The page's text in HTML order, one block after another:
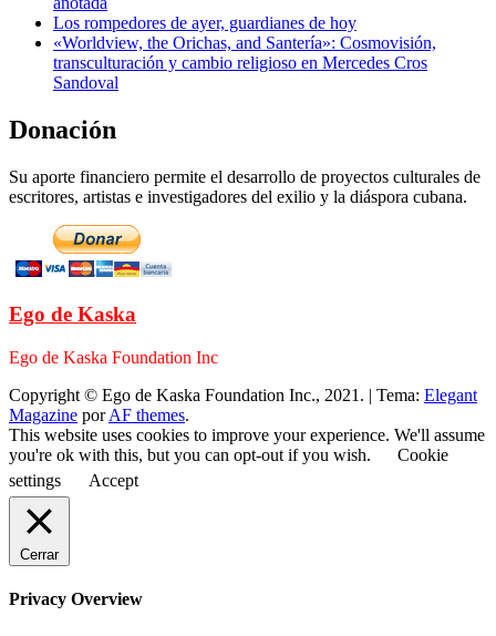
Los rompedores de ayer, guardianes de hoy
«Worldview, the Orichas, and Santería»: Cosmovisión,
transculturación y cambio religioso en Mercedes Cros
Sandoval
Donación
Su aporte financiero permite el desarrollo de proyectos culturales de
escritores, artistas e investigadores del exilio y la diáspora cubana.
Ego de Kaska
Ego de Kaska Foundation Inc
Copyright © Ego de Kaska Foundation Inc., 2021. | Tema: Elegant
Magazine porAF themes.
This website uses cookies to improve your experience. We'll assume
you're ok with this, but you can opt-out if you wish.
Cookie
settings
Accept
Cerrar
Privacy Overview